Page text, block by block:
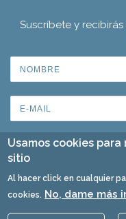
Suscríbete y
Usamos cookies
sitio
Al hacer click en cualquier
cookies. No, dame más